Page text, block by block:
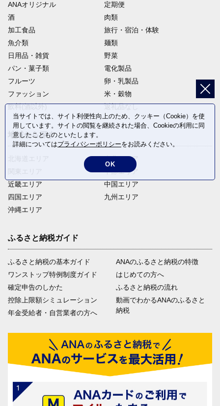
ANAオリジナル
定期便
酒
肉類
加工食品
旅行・宿泊・体験
魚介類
麺類
日用品・雑貨
野菜
パン・菓子類
電化製品
フルーツ
卵・乳製品
ファッション
米・穀物
飲料(酒以外)
返礼品なし
地域から探す
近畿エリア
四国エリア
沖縄エリア
東北エリア
中部エリア
中国エリア
九州エリア
ふるさと納税ガイド
ふるさと納税の基本ガイド
ワンストップ特例制度ガイド
確定申告のしかた
控除上限額シミュレーション
年金受給者・自営業者の方へ
ANAのふるさと納税の特徴
はじめての方へ
ふるさと納税の流れ
動画でわかるANAのふるさと
納税
当サイトでは、サイト利便性向上のため、クッキー（Cookie）を使
用しています。サイトの閲覧を継続された場合、Cookieの利用に同
意したことものといたします。
詳細についてはプライバシーポリシーをお読みください。
OK